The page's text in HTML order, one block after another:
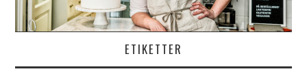
ETIKETTER